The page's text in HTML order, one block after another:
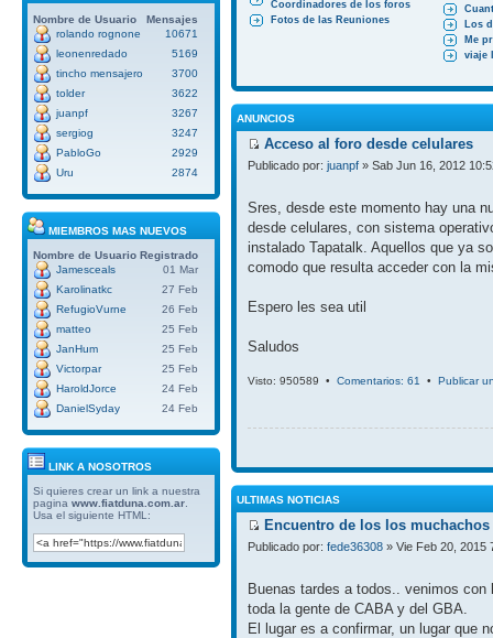
Nombre de Usuario
Mensajes
rolando rognone
10671
leonenredado
5169
tincho mensajero
3700
tolder
3622
juanpf
3267
sergiog
3247
PabloGo
2929
Uru
2874
MIEMBROS MAS NUEVOS
Nombre de Usuario Registrado
Jamesceals
01 Mar
Karolinatkc
27 Feb
RefugioVurne
26 Feb
matteo
25 Feb
JanHum
25 Feb
Victorpar
25 Feb
HaroldJorce
24 Feb
DanielSyday
24 Feb
LINK A NOSOTROS
Si quieres crear un link a nuestra
pagina www.fiatduna.com.ar
Usa el siguiente HTML:
Coordinadores de los foros
Fotos de las Reuniones
Los
Me
viaje
ANUNCIOS
Acceso al foro desde celulares
Publicado por: juanpf » Sab Jun 16, 2012
Sres, desde este momento hay una
desde celulares, con sistema
instalado Tapatalk. Aquellos que ya
comodo que resulta acceder con la
Espero les sea util
Saludos
Visto: 950589 • Comentarios: 61 • Publicar
ULTIMAS NOTICIAS
Encuentro de los los
Publicado por: fede36308 » Vie Feb 20, 2015
Buenas tardes a todos.. venimos
toda la gente de CABA y del GBA.
El lugar es a confirmar, un lugar que